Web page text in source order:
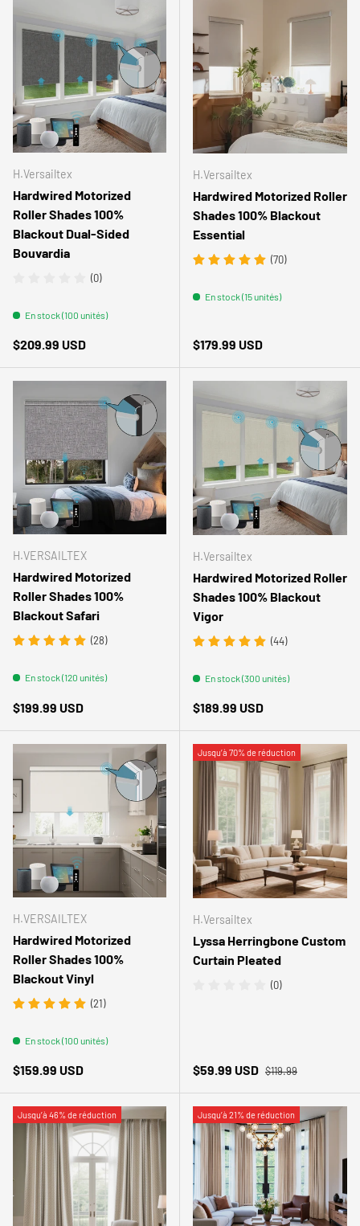
H.Versailtex
Hardwired Motorized
Roller Shades 100%
Blackout Dual-Sided
Bouvardia
(0)
En stock (100 unités)
Prix habituel
$209.99 USD
H.Versailtex
Hardwired Motorized Roller
Shades 100% Blackout
Essential
(70)
En stock (15 unités)
Prix habituel
$179.99 USD
H.VERSAILTEX
Hardwired Motorized
Roller Shades 100%
Blackout Safari
(28)
En stock (120 unités)
Prix habituel
$199.99 USD
H.Versailtex
Hardwired Motorized Roller
Shades 100% Blackout
Vigor
(44)
En stock (300 unités)
Prix habituel
$189.99 USD
H.VERSAILTEX
Hardwired Motorized
Roller Shades 100%
Blackout Vinyl
(21)
En stock (100 unités)
Prix habituel
$159.99 USD
Jusqu’à 70% de réduction
H.Versailtex
Lyssa Herringbone Custom
Curtain Pleated
(0)
Prix soldé
$59.99 USD Prix habituel
$119.99
Jusqu’à 46% de réduction Jusqu’à 21% de réduction